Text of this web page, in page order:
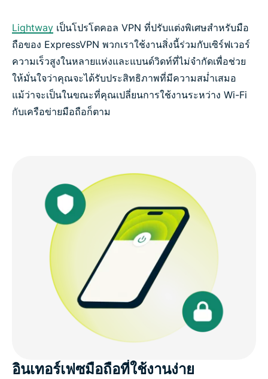
Lightway เป็นโปรโตคอล VPN ที่ปรับแต่งพิเศษสำหรับมือ
ถือของ ExpressVPN พวกเราใช้งานสิ่งนี้ร่วมกับเซิร์ฟเวอร์
ความเร็วสูงในหลายแห่งและแบนด์วิดท์ที่ไม่จำกัดเพื่อช่วย
ให้มั่นใจว่าคุณจะได้รับประสิทธิภาพที่มีความสม่ำเสมอ
แม้ว่าจะเป็นในขณะที่คุณเปลี่ยนการใช้งานระหว่าง Wi-Fi
กับเครือข่ายมือถือก็ตาม
อินเทอร์เฟซมือถือที่ใช้งานง่าย